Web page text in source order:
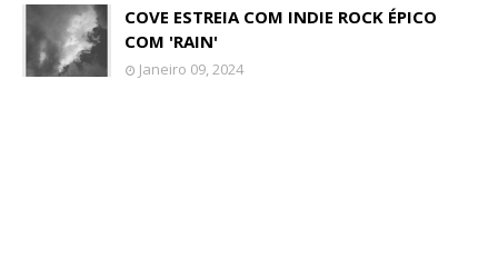
COVE ESTREIA COM INDIE ROCK ÉPICO
COM 'RAIN'
Janeiro 09, 2024